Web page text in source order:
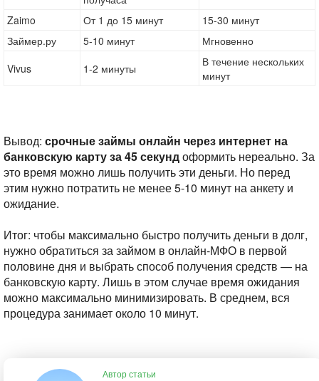
Zaimo
От 1 до 15 минут
15-30 минут
Займер.ру
5-10 минут
Мгновенно
Vivus
1-2 минуты
В течение нескольких
минут
Вывод: срочные займы онлайн через интернет на
банковскую карту за 45 секундоформить нереально. За
это время можно лишь получить эти деньги. Но перед
этим нужно потратить не менее 5-10 минут на анкету и
ожидание.
Итог: чтобы максимально быстро получить деньги в долг,
нужно обратиться за займом в онлайн-МФО в первой
половине дня и выбрать способ получения средств — на
банковскую карту. Лишь в этом случае время ожидания
можно максимально минимизировать. В среднем, вся
процедура занимает около 10 минут.
Автор статьи